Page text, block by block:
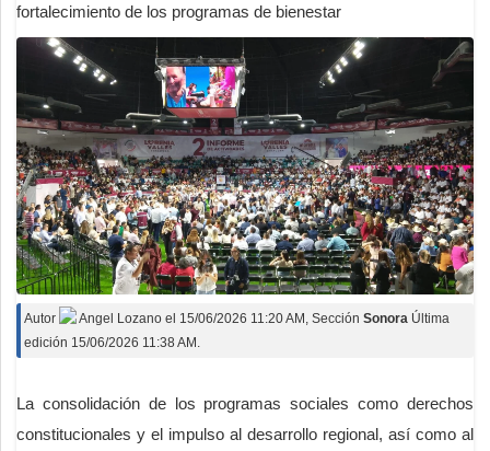
fortalecimiento de los programas de bienestar
Autor Angel Lozano el 15/06/2026 11:20 AM , Sección Sonora Última
edición 15/06/2026 11:38 AM.
La consolidación de los programas sociales como derechos
constitucionales y el impulso al desarrollo regional, así como al